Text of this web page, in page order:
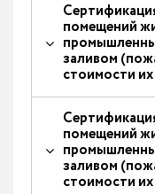
помещений
заливом
стоимости
помещений
заливом
стоимости